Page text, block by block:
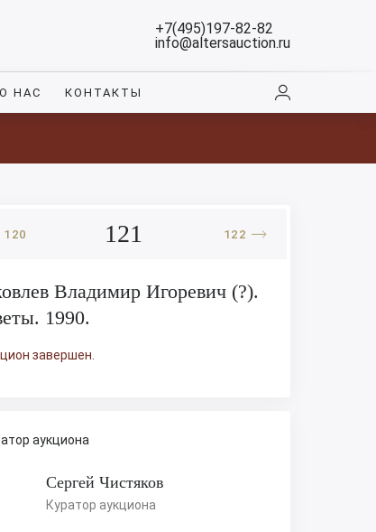
+7(495)197-82-82
info@altersauction.ru
О НАС КОНТАКТЫ
120 121 122
Владимир Игоревич (?).
1990.
завершен.
аукциона
Сергей Чистяков
Куратор аукциона